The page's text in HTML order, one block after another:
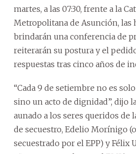
martes, a las 07:30, frente a la
Metropolitana de Asunción, las
brindarán una conferencia de
reiterarán su postura y el
respuestas tras cinco años de
“Cada 9 de setiembre no es
sino un acto de dignidad”, dijo
aunado a los seres queridos de
de secuestro, Edelio Morínigo
secuestrado por el EPP) y Félix